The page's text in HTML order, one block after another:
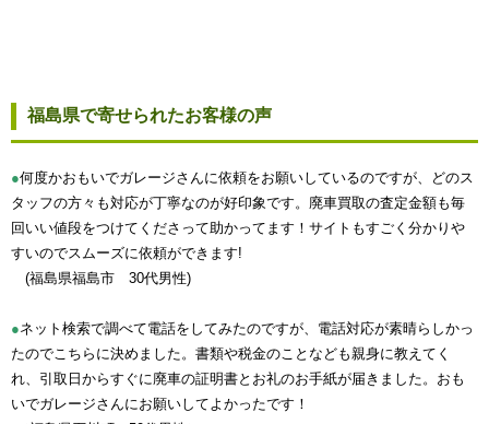
福島県で寄せられたお客様の声
●何度かおもいでガレージさんに依頼をお願いしているのですが、どのス
タッフの方々も対応が丁寧なのが好印象です。廃車買取の査定金額も毎
回いい値段をつけてくださって助かってます！サイトもすごく分かりや
すいのでスムーズに依頼ができます!
(福島県福島市 30代男性)
●ネット検索で調べて電話をしてみたのですが、電話対応が素晴らしかっ
たのでこちらに決めました。書類や税金のことなども親身に教えてく
れ、引取日からすぐに廃車の証明書とお礼のお手紙が届きました。おも
いでガレージさんにお願いしてよかったです！